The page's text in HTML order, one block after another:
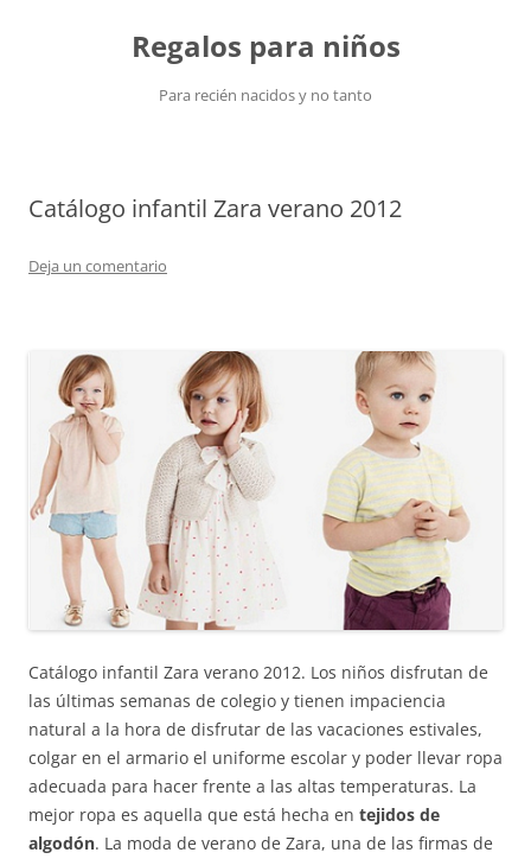
Regalos para niños
Para recién nacidos y no tanto
Catálogo infantil Zara verano 2012
Deja un comentario
Catálogo infantil Zara verano 2012. Los niños disfrutan de
las últimas semanas de colegio y tienen impaciencia
natural a la hora de disfrutar de las vacaciones estivales,
colgar en el armario el uniforme escolar y poder llevar ropa
adecuada para hacer frente a las altas temperaturas. La
mejor ropa es aquella que está hecha en tejidos de
algodón. La moda de verano de Zara, una de las firmas de